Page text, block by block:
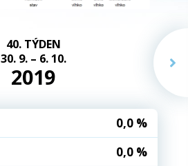
40. TÝDEN
30. 9. – 6. 10.
2019
0,0 %
0,0 %